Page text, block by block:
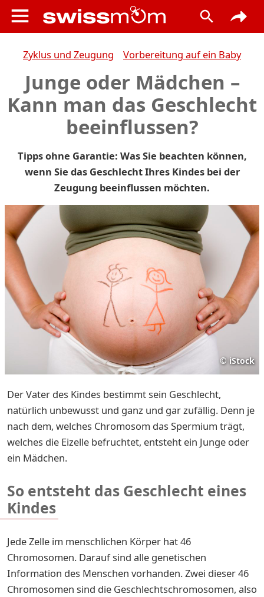
Zyklus und Zeugung Vorbereitung auf ein Baby
Junge oder Mädchen –
Kann man das Geschlecht
beeinflussen?
Tipps ohne Garantie: Was Sie beachten können,
wenn Sie das Geschlecht Ihres Kindes bei der
Zeugung beeinflussen möchten.
© iStock
Der Vater des Kindes bestimmt sein Geschlecht,
natürlich unbewusst und ganz und gar zufällig. Denn je
nach dem, welches Chromosom das Spermium trägt,
welches die Eizelle befruchtet, entsteht ein Junge oder
ein Mädchen.
So entsteht das Geschlecht eines
Kindes
Jede Zelle im menschlichen Körper hat 46
Chromosomen. Darauf sind alle genetischen
Information des Menschen vorhanden. Zwei dieser 46
Chromosomen sind die Geschlechtschromosomen, also